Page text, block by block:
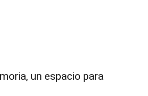
un espacio para